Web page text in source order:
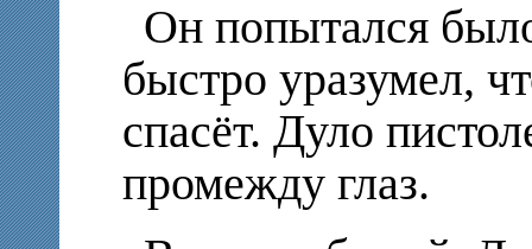
Он попытался
быстро уразумел,
спасёт. Дуло
промежду глаз.